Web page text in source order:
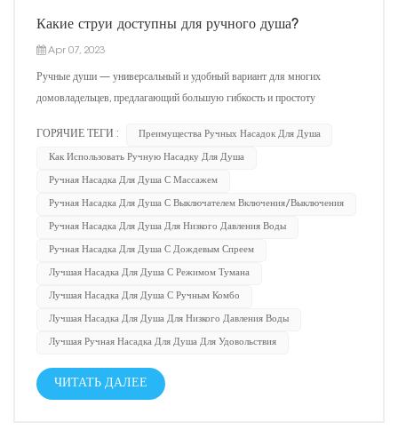
Какие струи доступны для ручного душа?
Apr 07, 2023
Ручные души — универсальный и удобный вариант для многих
домовладельцев, предлагающий большую гибкость и простоту
Одним из ключевых преимуществ ручного душа является возможность
переключения между различными режимами струи, что обеспечива...
ГОРЯЧИЕ ТЕГИ : Преимущества Ручных Насадок Для Душа
Как Использовать Ручную Насадку Для Душа
Ручная Насадка Для Душа С Массажем
Ручная Насадка Для Душа С Выключателем Включения/выключения
Ручная Насадка Для Душа Для Низкого Давления Воды
Ручная Насадка Для Душа С Дождевым Спреем
Лучшая Насадка Для Душа С Режимом Тумана
Лучшая Насадка Для Душа С Ручным Комбо
Лучшая Насадка Для Душа Для Низкого Давления Воды
Лучшая Ручная Насадка Для Душа Для Удовольствия
ЧИТАТЬ ДАЛЕЕ